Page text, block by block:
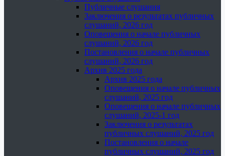
Публичные слушания
Заключения о результатах публичных
слушаний, 2026 год
Оповещения о начале публичных
слушаний, 2026 год
Постановления о начале публичных
слушаний, 2026 год
Архив 2025 года
Архив 2025 года
Оповещения о начале публичных
слушаний, 2025 год
Оповещения о начале публичных
слушаний, 2025-1 год
Заключения о результатах
публичных слушаний, 2025 год
Постановления о начале
публичных слушаний, 2025 год